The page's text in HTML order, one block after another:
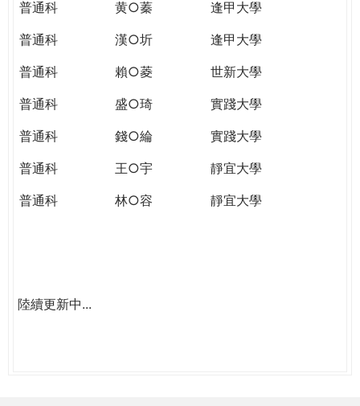
普通科
黄○蓁
逢甲大學
普通科
漢○圻
逢甲大學
普通科
賴○菱
世新大學
普通科
盛○琦
實踐大學
普通科
錢○綸
實踐大學
普通科
王○宇
靜宜大學
普通科
林○容 靜宜大學
陸續更新中...